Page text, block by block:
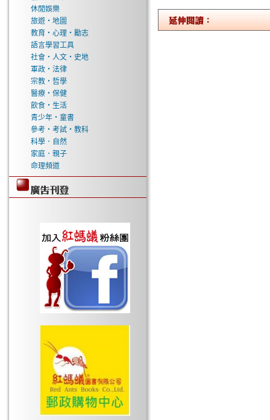
休閒娛樂
旅遊‧地圖
教育‧心理‧勵志
語言學習工具
社會‧人文‧史地
軍政‧法律
宗教‧哲學
醫療‧保健
飲食‧生活
青少年‧童書
參考‧考試‧教科
科學．自然
家庭．親子
命理頻道